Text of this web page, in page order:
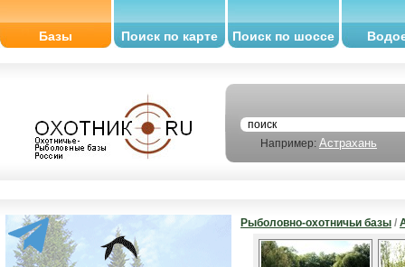
Базы Поиск по карте Поиск по шоссе
Например: Астрахань
Рыболовно-охотничьи базы /